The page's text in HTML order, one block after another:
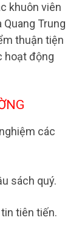
khuôn viên
Trung
thuận tiện
hoạt động
các
sách quý.
tiên tiến.